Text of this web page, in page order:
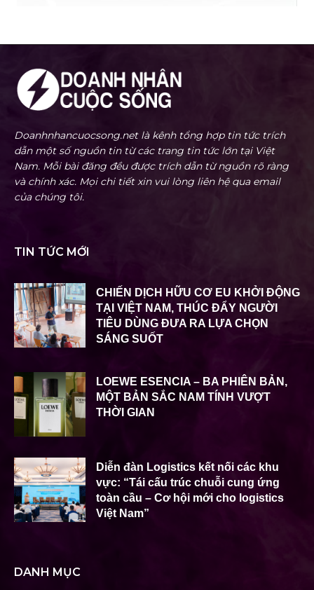
Doanhnhancuocsong.net là kênh tổng hợp tin tức trích
dẫn một số nguồn tin từ các trang tin tức lớn tại Việt
Nam. Mỗi bài đăng đều được trích dẫn từ nguồn rõ ràng
và chính xác. Mọi chi tiết xin vui lòng liên hệ qua email
của chúng tôi.
TIN TỨC MỚI
CHIẾN DỊCH HỮU CƠ EU KHỞI ĐỘNG
TẠI VIỆT NAM, THÚC ĐẨY NGƯỜI
TIÊU DÙNG ĐƯA RA LỰA CHỌN
SÁNG SUỐT
LOEWE ESENCIA – BA PHIÊN BẢN,
MỘT BẢN SẮC NAM TÍNH VƯỢT
THỜI GIAN
Diễn đàn Logistics kết nối các khu
vực: “Tái cấu trúc chuỗi cung ứng
toàn cầu – Cơ hội mới cho logistics
Việt Nam”
DANH MỤC